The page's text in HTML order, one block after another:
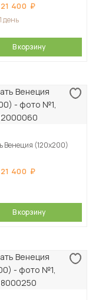
21 400
день
В корзину
Венеция (120х200)
21 400
В корзину